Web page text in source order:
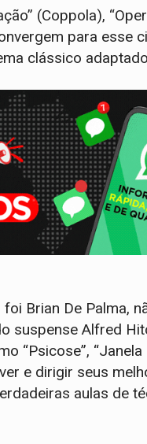
(Coppola),
para esse
clássico
Brian De Palma,
suspense Alfred
“Psicose”, “Janela
e dirigir seus
aulas de